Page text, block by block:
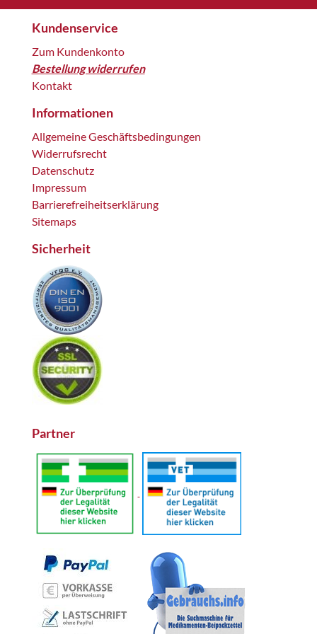
Kundenservice
Zum Kundenkonto
Bestellung widerrufen
Kontakt
Informationen
Allgemeine Geschäftsbedingungen
Widerrufsrecht
Datenschutz
Impressum
Barrierefreiheitserklärung
Sitemaps
Sicherheit
Partner